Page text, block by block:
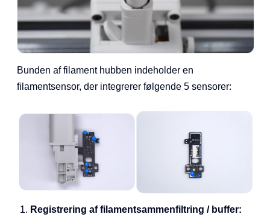
Bunden af filament hubben indeholder en
filamentsensor, der integrerer følgende 5 sensorer:
Registrering af filamentsammenfiltring / buffer: